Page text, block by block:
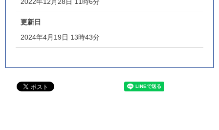
更新日
2024年4月19日 13時43分